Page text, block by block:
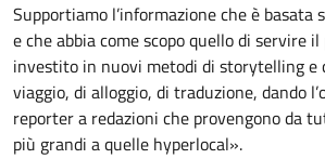
Supportiamo l’informazione che è
e che abbia come scopo quello di servire
investito in nuovi metodi di storytelling e
viaggio, di alloggio, di traduzione, dando
reporter a redazioni che provengono da
più grandi a quelle hyperlocal».